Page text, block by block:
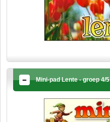
Mini-pad Lente - groep 4/5